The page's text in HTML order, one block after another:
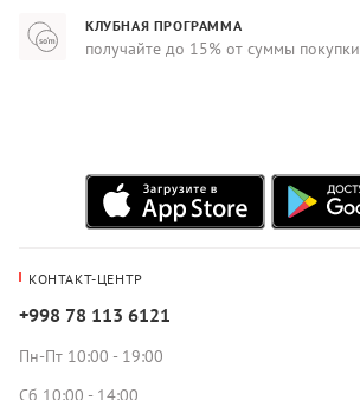
КЛУБНАЯ ПРОГРАММА
получайте до 15% от суммы покупки
КОНТАКТ-ЦЕНТР
+998 78 113 6121
Пн-Пт 10:00 - 19:00
Сб 10:00 - 14:00